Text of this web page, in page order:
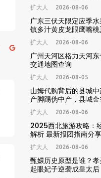
扩大人 2026-08-06
广东三伏天限定应季
镇多汁黄皮龙眼鹰嘴
扩大人 2026-08-06
广州天河区格力天河
交通地图查询
扩大人 2026-08-05
山姆代购背后的县城
产脚踢伪中产，县城
高端年货生意
扩大人 2026-08-06
2025西北旅游攻略：
解析 最新报团指南分享
扩大人 2026-08-06
甄嬛历史原型是谁？
起眼妃子逆袭成皇太后